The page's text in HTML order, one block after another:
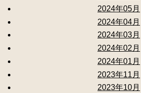
2024年05月
2024年04月
2024年03月
2024年02月
2024年01月
2023年11月
2023年10月